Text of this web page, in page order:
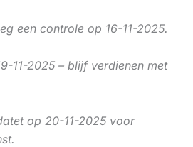
een controle op 16-11-2025.
11-2025 – blijf verdienen met
op 20-11-2025 voor